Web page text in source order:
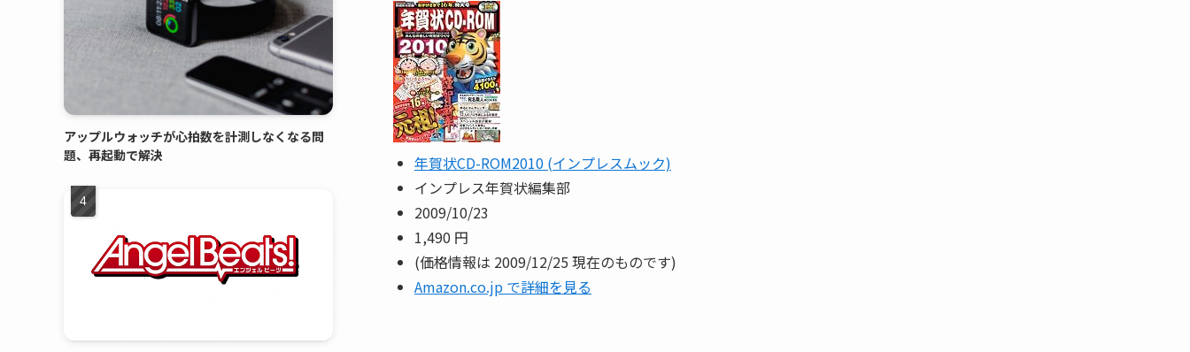
年賀状CD-ROM2010 (インプレスムック)
インプレス年賀状編集部
2009/10/23
1,490 円
(価格情報は 2009/12/25 現在のものです)
Amazon.co.jp で詳細を見る
アップルウォッチが心拍数を計測しなくなる問
題、再起動で解決